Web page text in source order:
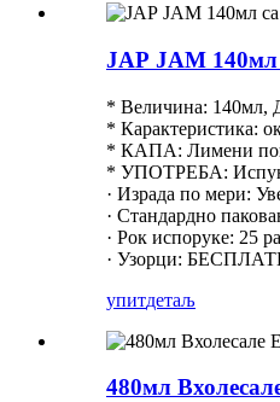
ЈАР ЈАМ 140мл
* Величина: 140мл,
* Карактеристика:
* КАПА: Лимени
* УПОТРЕБА:
· Израда по мери:
· Стандардно
· Рок испоруке: 25
· Узорци:
упитдетаљ
480мл